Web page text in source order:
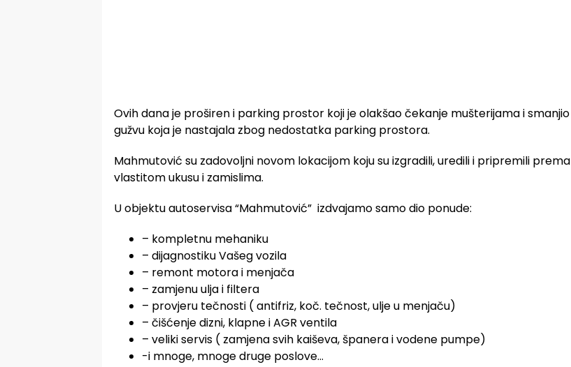
Ovih dana je proširen i parking prostor koji je olakšao čekanje mušterijama i smanjio
gužvu koja je nastajala zbog nedostatka parking prostora.
Mahmutović su zadovoljni novom lokacijom koju su izgradili, uredili i pripremili prema
vlastitom ukusu i zamislima.
U objektu autoservisa “Mahmutović” izdvajamo samo dio ponude:
– kompletnu mehaniku
– dijagnostiku Vašeg vozila
– remont motora i menjača
– zamjenu ulja i filtera
– provjeru tečnosti ( antifriz, koč. tečnost, ulje u menjaču)
– čišćenje dizni, klapne i AGR ventila
– veliki servis ( zamjena svih kaiševa, španera i vodene pumpe)
-i mnoge, mnoge druge poslove…